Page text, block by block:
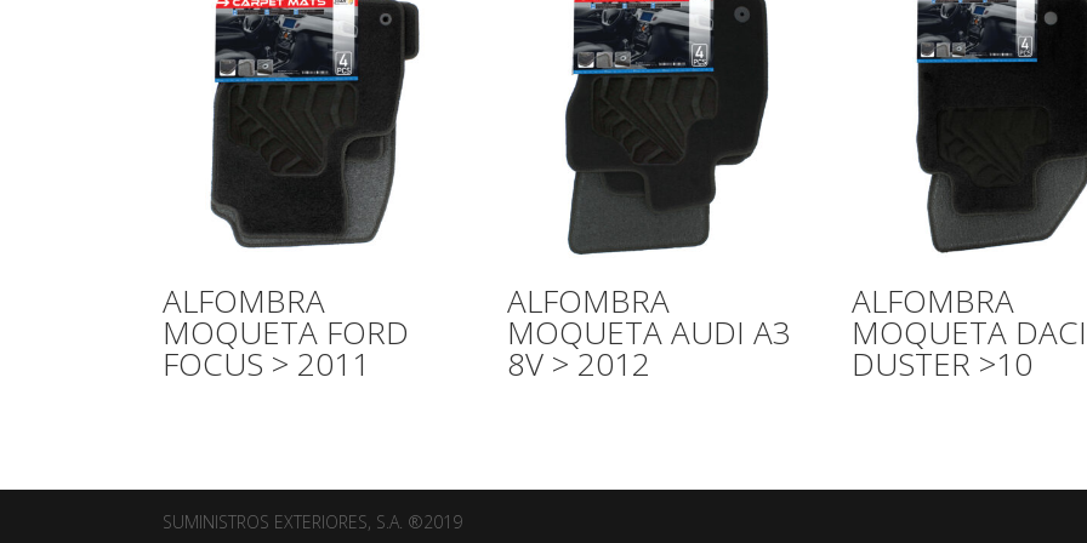
ALFOMBRA
MOQUETA FORD
FOCUS > 2011
ALFOMBRA
MOQUETA AUDI A3
8V > 2012
ALFOMBRA
MOQUETA
DUSTER >10
SUMINISTROS EXTERIORES, S.A. ®2019